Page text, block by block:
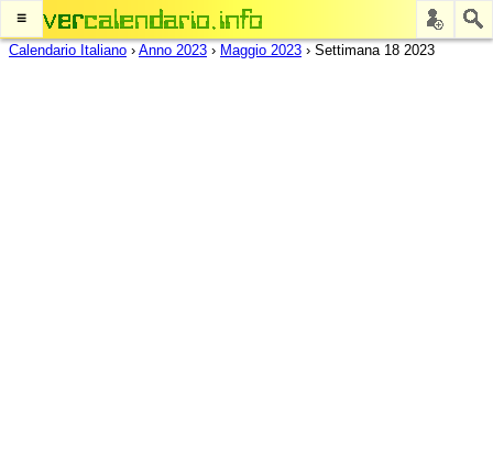
≡
Calendario Italiano › Anno 2023 › Maggio 2023 › Settimana 18 2023